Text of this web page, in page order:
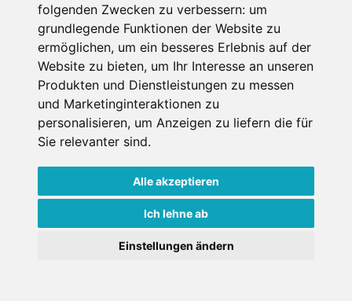
folgenden Zwecken zu verbessern: um
grundlegende Funktionen der Website zu
ermöglichen, um ein besseres Erlebnis auf der
Website zu bieten, um Ihr Interesse an unseren
Produkten und Dienstleistungen zu messen
und Marketinginteraktionen zu
personalisieren, um Anzeigen zu liefern die für
Sie relevanter sind.
Alle akzeptieren
Ich lehne ab
Einstellungen ändern
Nutzungsbedingungen Impressum Kontakt
Copyright © Schneemenschen GmbH 2026